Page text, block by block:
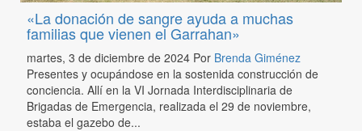
«La donación de sangre ayuda a muchas
familias que vienen el Garrahan»
martes, 3 de diciembre de 2024 Por Brenda Giménez
Presentes y ocupándose en la sostenida construcción de
conciencia. Allí en la VI Jornada Interdisciplinaria de
Brigadas de Emergencia, realizada el 29 de noviembre,
estaba el gazebo de...